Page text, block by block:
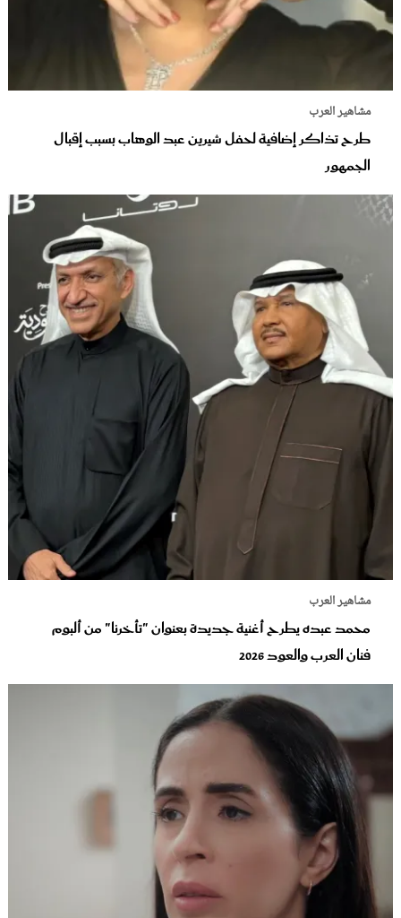
مشاهير العرب
طرح تذاكر إضافية لحفل شيرين عبد الوهاب بسبب إقبال
الجمهور
مشاهير العرب
محمد عبده يطرح أغنية جديدة بعنوان "تأخرنا" من ألبوم
فنان العرب والعود‬ 2026